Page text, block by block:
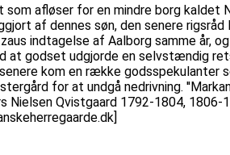
afløser for en mindre borg kaldet
af dennes søn, den senere
indtagelse af Aalborg samme
godset udgjorde en selvstændig
kom en række
for at undgå nedrivning.
Nielsen Qvistgaard 1792-1804,